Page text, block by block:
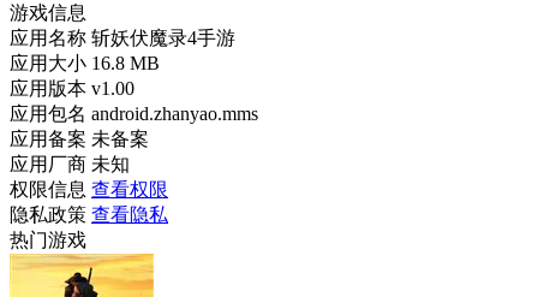
游戏信息
应用名称 斩妖伏魔录4手游
应用大小 16.8 MB
应用版本 v1.00
应用包名 android.zhanyao.mms
应用备案 未备案
应用厂商 未知
权限信息 查看权限
隐私政策 查看隐私
热门游戏